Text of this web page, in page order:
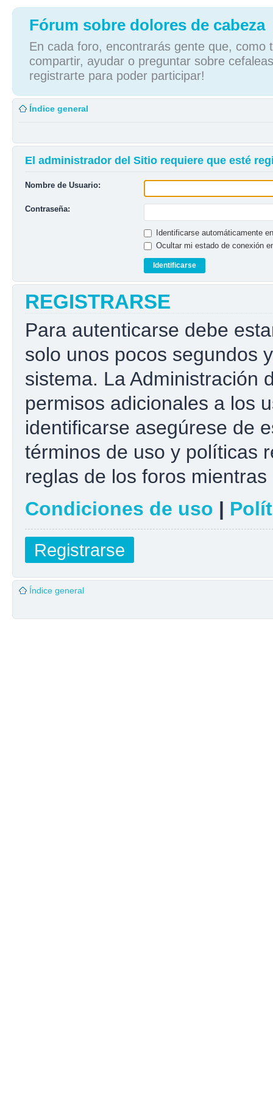
Fórum sobre dolores de cabeza
En cada foro, encontrarás gente que, como
compartir, ayudar o preguntar sobre
registrarte para poder participar!
Índice general
El administrador del Sitio requiere que esté
Nombre de Usuario:
Contraseña:
Identificarse automáticamente
Ocultar mi estado de conexión
REGISTRARSE
Para autenticarse debe
solo unos pocos segundos
sistema. La Administración
permisos adicionales a los
identificarse asegúrese de
términos de uso y políticas
reglas de los foros
Condiciones de uso |
Registrarse
Índice general